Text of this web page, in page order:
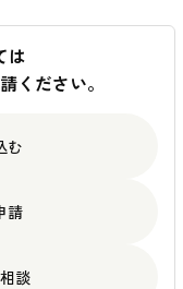
は
ください。
む
請
談